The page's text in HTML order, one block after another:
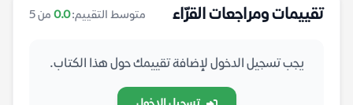
تقييمات ومراجعات القرّاء متوسط التقييم:0.0 من 5
يجب تسجيل الدخول لإضافة تقييمك حول هذا الكتاب.